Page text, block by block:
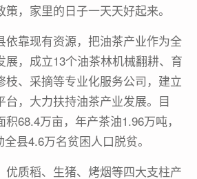
，家里的日子一天天好起来。
依靠现有资源，把油茶产业作为全
展，成立13个油茶林机械翻耕、育
枝、采摘等专业化服务公司，建立
台，大力扶持油茶产业发展。目
68.4万亩，年产茶油1.96万吨，
县4.6万名贫困人口脱贫。
优质稻、生猪、烤烟等四大支柱产